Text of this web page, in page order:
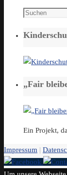
Suchen
„Fair
Ein Projekt,
Impressum |